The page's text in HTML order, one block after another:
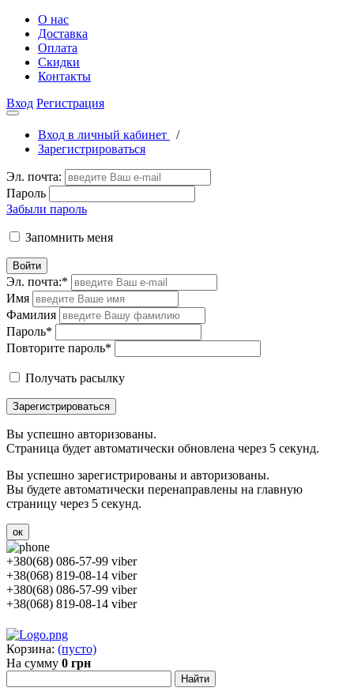
О нас
Доставка
Оплата
Скидки
Контакты
Вход Регистрация
Вход в личный кабинет
/
Зарегистрироваться
Эл. почта:
Пароль
Забыли пароль
Запомнить меня
Войти
Эл. почта:*
Имя
Фамилия
Пароль*
Повторите пароль*
Получать расылку
Зарегистрироваться
Вы успешно авторизованы.
Страница будет автоматически обновлена через 5 секунд.
Вы успешно зарегистрированы и авторизованы.
Вы будете автоматически перенаправлены на главную
страницу через 5 секунд.
ок
+380(68) 086-57-99 viber
+38(068) 819-08-14 viber
+380(68) 086-57-99 viber
+38(068) 819-08-14 viber
Корзина: (пусто)
На сумму 0 грн